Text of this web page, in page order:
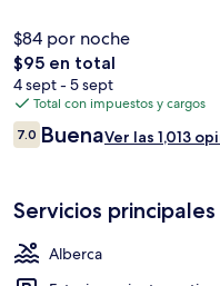
libre, su sauna y su baño de
distancia a pie de algunas
de tren Lockheed Martin está
$84 por noche
El
precio
total
es
de
$95 en total
4 sept - 5 sept
Total con impuestos y cargos
Opiniones
7.07.0 de 10,
BuenaVer las 1,013
Servicios principales
Alberca